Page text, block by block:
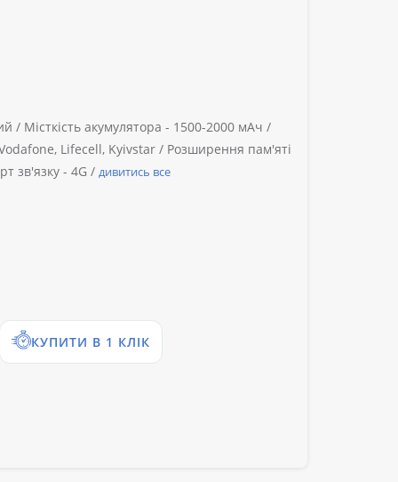
/ Місткість акумулятора - 1500-2000 мАч /
Lifecell, Kyivstar / Розширення пам'яті
зв'язку - 4G / дивитись все
КУПИТИ В 1 КЛІК